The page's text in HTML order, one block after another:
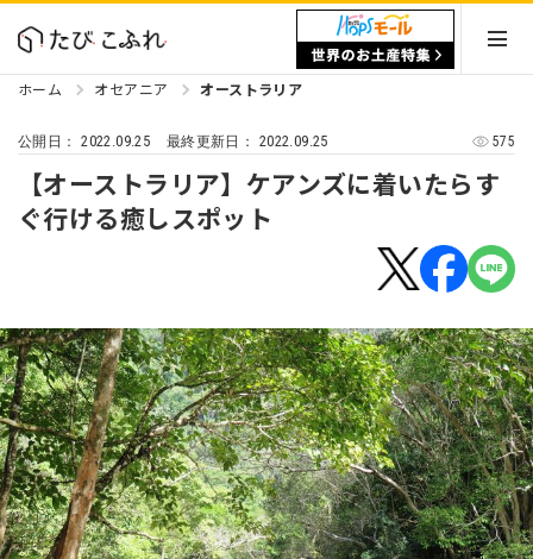
ホーム オセアニア オーストラリア
公開日：2022.09.25 最終更新日： 2022.09.25 575
【オーストラリア】ケアンズに着いたらす
ぐ行ける癒しスポット